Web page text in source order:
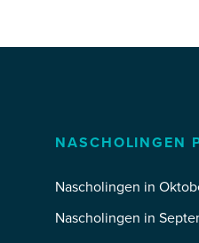
NASCHOLINGEN
Nascholingen in
Nascholingen in